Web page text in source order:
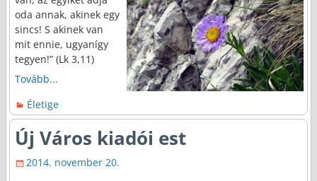
oda annak, akinek egy
sincs! S akinek van
mit ennie, ugyanígy
tegyen!” (Lk 3,11)
Tovább...
Életige
Új Város kiadói est
2014. november 20.